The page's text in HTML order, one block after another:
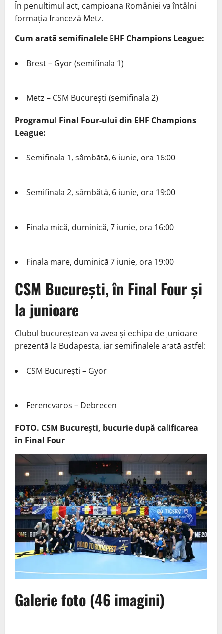
În penultimul act, campioana României va întâlni
formația franceză Metz.
Cum arată semifinalele EHF Champions League:
Brest – Gyor (semifinala 1)
Metz – CSM București (semifinala 2)
Programul Final Four-ului din EHF Champions
League:
Semifinala 1, sâmbătă, 6 iunie, ora 16:00
Semifinala 2, sâmbătă, 6 iunie, ora 19:00
Finala mică, duminică, 7 iunie, ora 16:00
Finala mare, duminică 7 iunie, ora 19:00
CSM București, în Final Four și
la junioare
Clubul bucureștean va avea și echipa de junioare
prezentă la Budapesta, iar semifinalele arată astfel:
CSM București – Gyor
Ferencvaros – Debrecen
FOTO. CSM București, bucurie după calificarea
în Final Four
Galerie foto (46 imagini)